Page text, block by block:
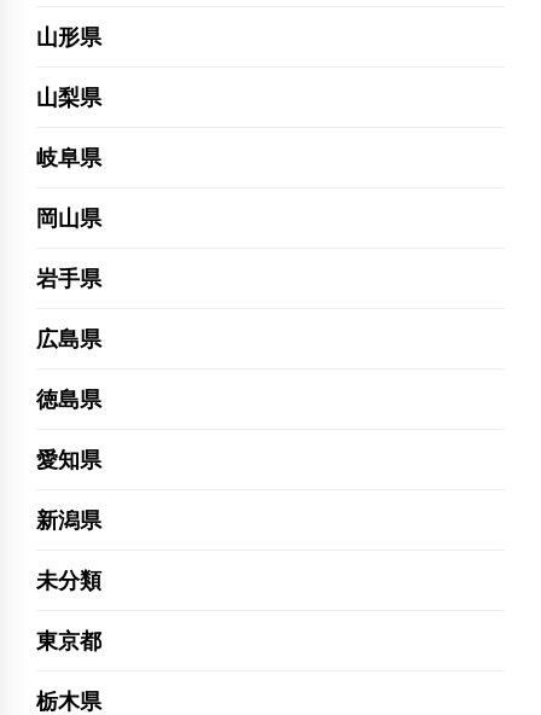
山形県
山梨県
岐阜県
岡山県
岩手県
広島県
徳島県
愛知県
新潟県
未分類
東京都
栃木県